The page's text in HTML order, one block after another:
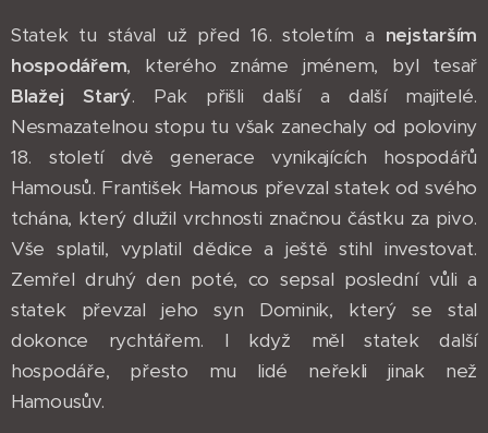
Statek tu stával už před 16. stoletím a nejstarším
hospodářem, kterého známe jménem, byl tesař
Blažej Starý. Pak přišli další a další majitelé.
Nesmazatelnou stopu tu však zanechaly od poloviny
18. století dvě generace vynikajících hospodářů
Hamousů. František Hamous převzal statek od svého
tchána, který dlužil vrchnosti značnou částku za pivo.
Vše splatil, vyplatil dědice a ještě stihl investovat.
Zemřel druhý den poté, co sepsal poslední vůli a
statek převzal jeho syn Dominik, který se stal
dokonce rychtářem. I když měl statek další
hospodáře, přesto mu lidé neřekli jinak než
Hamousův.